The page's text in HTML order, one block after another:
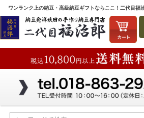
ワンランク上の納豆・高級納豆ギフトならここ！二代目福